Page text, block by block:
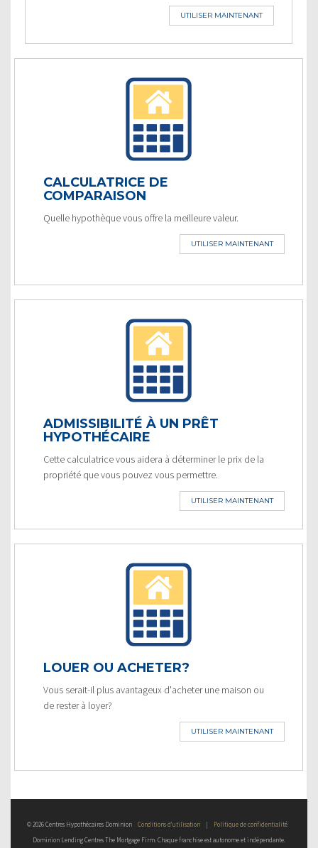
UTILISER MAINTENANT
CALCULATRICE DE
COMPARAISON
Quelle hypothèque vous offre la meilleure valeur.
UTILISER MAINTENANT
ADMISSIBILITÉ À UN PRÊT
HYPOTHÉCAIRE
Cette calculatrice vous aidera à déterminer le prix de la
propriété que vous pouvez vous permettre.
UTILISER MAINTENANT
LOUER OU ACHETER?
Vous serait-il plus avantageux d'acheter une maison ou
de rester à loyer?
UTILISER MAINTENANT
© 2026 Centres Hypothécaires Dominion Conditions d’utilisation |
Politique de confidentialité
Dominion Lending Centres The Mortgage Firm. Chaque franchise est autonome et indépendante.